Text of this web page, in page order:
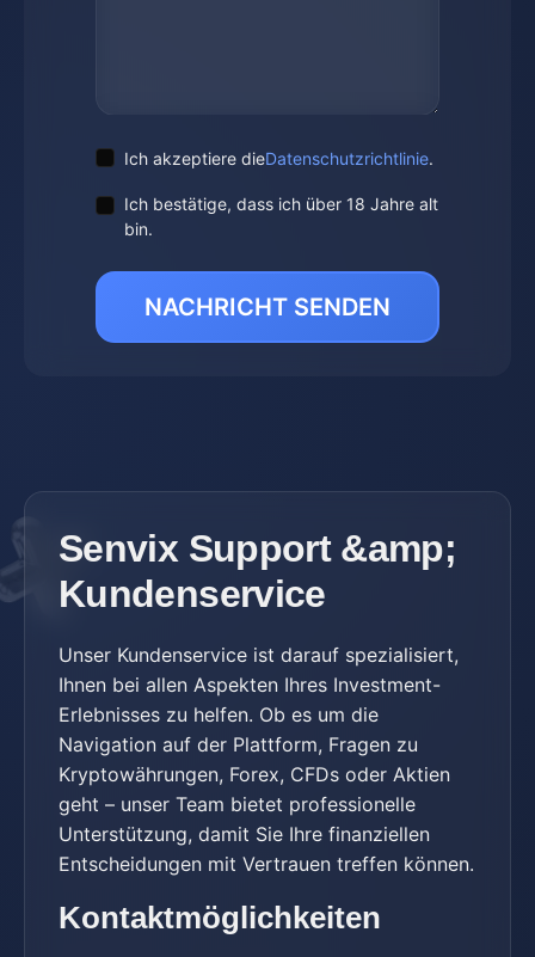
Ich akzeptiere dieDatenschutzrichtlinie.
Ich bestätige, dass ich über 18 Jahre alt
bin.
NACHRICHT SENDEN
Senvix Support &amp;
Kundenservice
Unser Kundenservice ist darauf spezialisiert,
Ihnen bei allen Aspekten Ihres Investment-
Erlebnisses zu helfen. Ob es um die
Navigation auf der Plattform, Fragen zu
Kryptowährungen, Forex, CFDs oder Aktien
geht – unser Team bietet professionelle
Unterstützung, damit Sie Ihre finanziellen
Entscheidungen mit Vertrauen treffen können.
Kontaktmöglichkeiten